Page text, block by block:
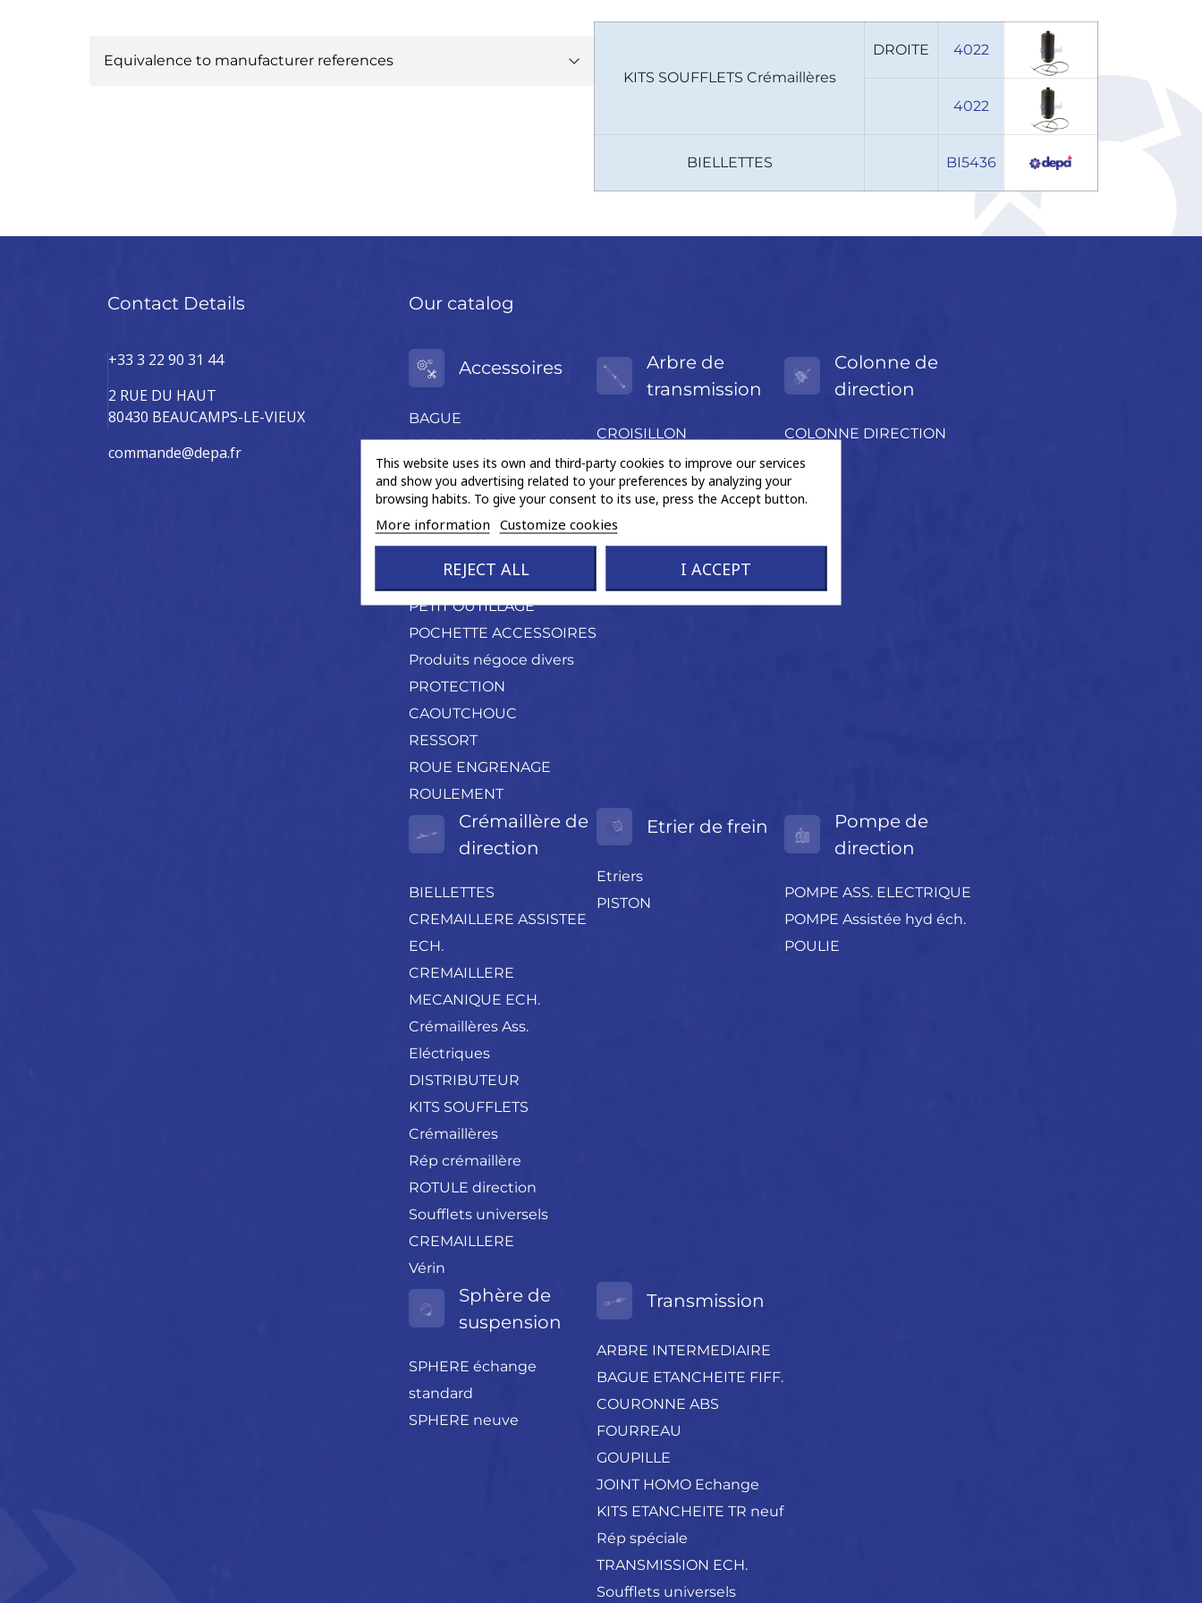
This website uses its own and third-party cookies to improve our services
and show you advertising related to your preferences by analyzing your
browsing habits. To give your consent to its use, press the Accept button.
More information Customize cookies
REJECT ALL I ACCEPT
Equivalence to manufacturer references
KITS SOUFFLETS Crémaillères
DROITE 4022
4022
BIELLETTES BI5436
Contact Details
+33 3 22 90 31 44
2 RUE DU HAUT
80430 BEAUCAMPS-LE-VIEUX
commande@depa.fr
Our catalog
Accessoires
BAGUE
BERLINGOT DE GRAISSE
CONE DE MONTAGE
CONES NEUF
COURONNE ABS
AIMANTE
FIXATION
PETIT OUTILLAGE
POCHETTE ACCESSOIRES
Produits négoce divers
PROTECTION
CAOUTCHOUC
RESSORT
ROUE ENGRENAGE
ROULEMENT
Arbre de
transmission
CROISILLON
FLECTOR
NEUF ORIGINE ARBRE
Colonne de
direction
COLONNE DIRECTION
ELECT.
Crémaillère de
direction
BIELLETTES
CREMAILLERE ASSISTEE
ECH.
CREMAILLERE
MECANIQUE ECH.
Crémaillères Ass.
Eléctriques
DISTRIBUTEUR
KITS SOUFFLETS
Crémaillères
Rép crémaillère
ROTULE direction
Soufflets universels
CREMAILLERE
Vérin
Etrier de frein
Etriers
PISTON
Pompe de
direction
POMPE ASS. ELECTRIQUE
POMPE Assistée hyd éch.
POULIE
Sphère de
suspension
SPHERE échange
standard
SPHERE neuve
Transmission
ARBRE INTERMEDIAIRE
BAGUE ETANCHEITE FIFF.
COURONNE ABS
FOURREAU
GOUPILLE
JOINT HOMO Echange
KITS ETANCHEITE TR neuf
Rép spéciale
TRANSMISSION ECH.
Soufflets universels